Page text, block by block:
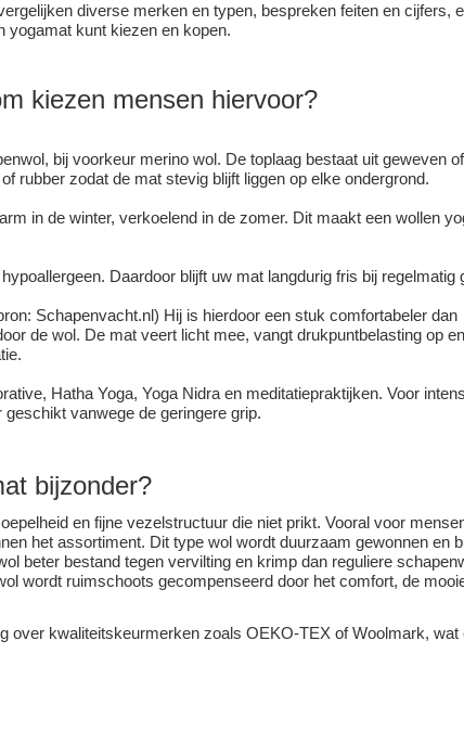
diverse merken en typen, bespreken feiten en cijfers,
yogamat kunt kiezen en kopen.
kiezen mensen hiervoor?
bij voorkeur merino wol. De toplaag bestaat uit geweven
rubber zodat de mat stevig blijft liggen op elke ondergrond.
in de winter, verkoelend in de zomer. Dit maakt een wollen
Daardoor blijft uw mat langdurig fris bij regelmatig
Schapenvacht.nl) Hij is hierdoor een stuk comfortabeler dan
de wol. De mat veert licht mee, vangt drukpuntbelasting op
Hatha Yoga, Yoga Nidra en meditatiepraktijken. Voor
vanwege de geringere grip.
bijzonder?
en fijne vezelstructuur die niet prikt. Vooral voor
het assortiment. Dit type wol wordt duurzaam gewonnen en
beter bestand tegen vervilting en krimp dan reguliere
wordt ruimschoots gecompenseerd door het comfort, de
over kwaliteitskeurmerken zoals OEKO-TEX of Woolmark, wat